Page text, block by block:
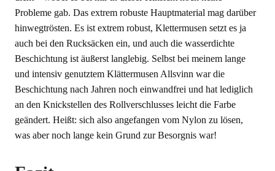
Probleme gab. Das extrem robuste Hauptmaterial mag darüber
hinwegtrösten. Es ist extrem robust, Klettermusen setzt es ja
auch bei den Rucksäcken ein, und auch die wasserdichte
Beschichtung ist äußerst langlebig. Selbst bei meinem lange
und intensiv genutztem Klättermusen Allsvinn war die
Beschichtung nach Jahren noch einwandfrei und hat lediglich
an den Knickstellen des Rollverschlusses leicht die Farbe
geändert. Heißt: sich also angefangen vom Nylon zu lösen,
was aber noch lange kein Grund zur Besorgnis war!